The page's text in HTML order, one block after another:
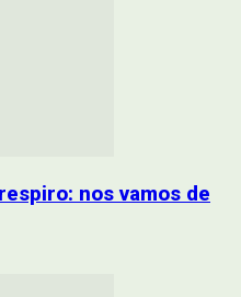
nos vamos de